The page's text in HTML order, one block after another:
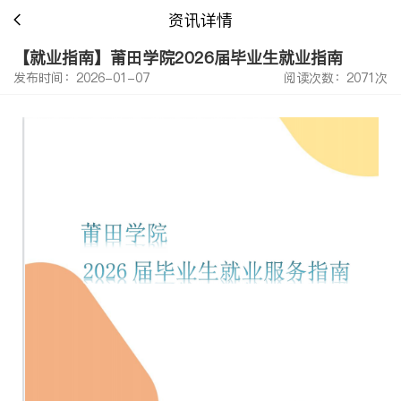
资讯详情
【就业指南】莆田学院2026届毕业生就业指南
发布时间：2026-01-07 阅读次数：2071次